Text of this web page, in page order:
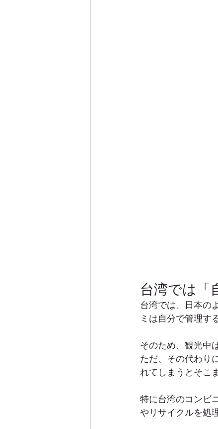
台湾では「
台湾では、日本の
ミは自分で管理す
そのため、観光中
ただ、その代わり
れてしまうとそこ
特に台湾のコンビ
やリサイクルを処